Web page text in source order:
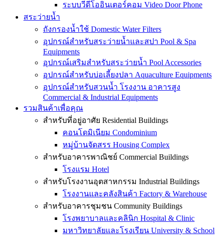
ระบบวีดีโออินเตอร์คอม Video Door Phone
สระว่ายน้ำ
ถังกรองน้ำใช้ Domestic Water Filters
อุปกรณ์สำหรับสระว่ายน้ำและสปา Pool & Spa
Equipments
อุปกรณ์เสริมสำหรับสระว่ายน้ำ Pool Accessories
อุปกรณ์สำหรับบ่อเลี้ยงปลา Aquaculture Equipments
อุปกรณ์สำหรับสวนน้ำ โรงงาน อาคารสูง
Commercial & Industrial Equipments
รวมสินค้าเพื่อคุณ
สำหรับที่อยู่อาศัย Residential Buildings
คอนโดมิเนียม Condominium
หมู่บ้านจัดสรร Housing Complex
สำหรับอาคารพาณิชย์ Commercial Buildings
โรงแรม Hotel
สำหรับโรงงานอุตสาหกรรม Industrial Buildings
โรงงานและคลังสินค้า Factory & Warehouse
สำหรับอาคารชุมชน Community Buildings
โรงพยาบาลและคลินิก Hospital & Clinic
มหาวิทยาลัยและโรงเรียน University & School